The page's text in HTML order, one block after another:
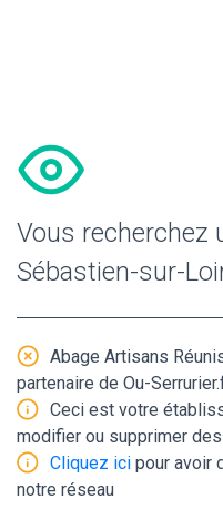
Vous recherchez
Sébastien-sur-
Abage Artisans
partenaire de Ou-
Ceci est votre
modifier ou supprimer
Cliquez ici pour avoir
notre réseau